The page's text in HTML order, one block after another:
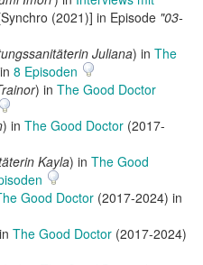
(2021)] in Episode "03-
Juliana) in The
8 Episoden
) in The Good Doctor
) in The Good Doctor (2017-
Kayla) in The Good
Good Doctor (2017-2024) in
The Good Doctor (2017-2024)